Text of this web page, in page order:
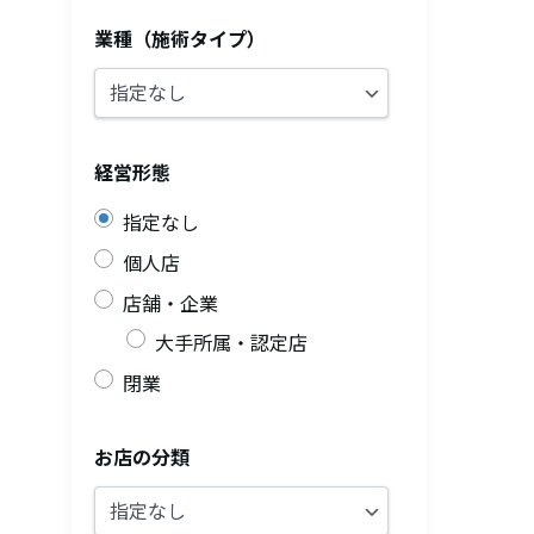
業種（施術タイプ）
経営形態
指定なし
個人店
店舗・企業
大手所属・認定店
閉業
お店の分類